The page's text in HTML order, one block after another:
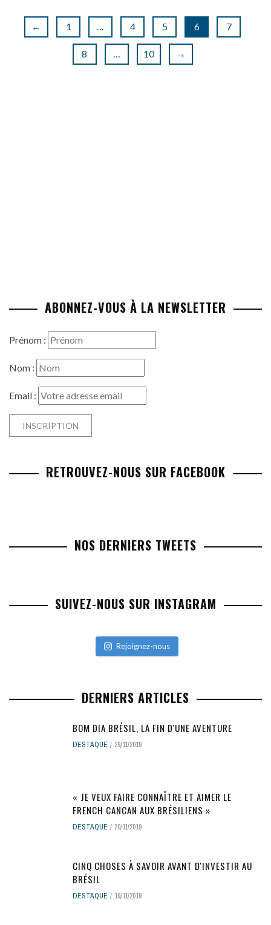
← 1 … 4 5 6 7
8 … 10 →
ABONNEZ-VOUS À LA NEWSLETTER
Prénom :
Nom :
Email :
RETROUVEZ-NOUS SUR FACEBOOK
NOS DERNIERS TWEETS
SUIVEZ-NOUS SUR INSTAGRAM
Rejoignez-nous
DERNIERS ARTICLES
BOM DIA BRÉSIL, LA FIN D'UNE AVENTURE
DESTAQUE 29/11/2019
« JE VEUX FAIRE CONNAÎTRE ET AIMER LE
FRENCH CANCAN AUX BRÉSILIENS »
DESTAQUE 20/11/2019
CINQ CHOSES À SAVOIR AVANT D'INVESTIR AU
BRÉSIL
DESTAQUE 19/11/2019